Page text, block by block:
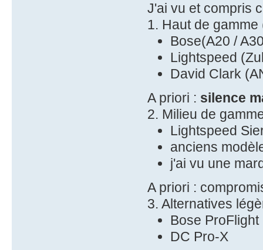
J'ai vu et compris
1. Haut de
Bose(A20 /
Lightspeed
David Clark
A priori : silence
2. Milieu de
Lightspeed
anciens
j'ai vu une
A priori :
3. Alternatives
Bose ProFlight
DC Pro-X